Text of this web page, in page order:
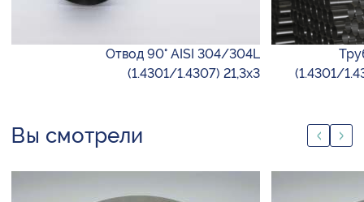
Отвод 90° AISI 304/304L
(1.4301/1.4307) 21,3х3
(1.4301/
Вы смотрели